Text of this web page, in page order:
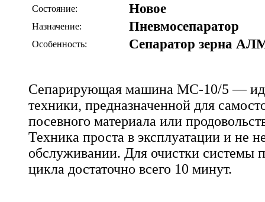
Состояние: Новое
Назначение: Пневмосепаратор
Особенность: Сепаратор зерна
Сепарирующая машина МС-10/5 —
техники, предназначенной для
посевного материала или
Техника проста в эксплуатации и не
обслуживании. Для очистки системы
цикла достаточно всего 10 минут.